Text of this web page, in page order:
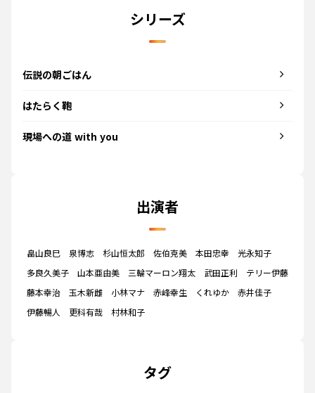
シリーズ
伝説の朝ごはん
はたらく鞄
現場への道 with you
出演者
畠山良巳 泉博志 杉山恒太郎 佐伯克美 本田忠幸
光永知子
多良久美子
山本亜由美 三輪マーロン翔太 武田正利
テリー伊藤
藤本幸治
玉木新雌 小林マナ 赤峰幸生 くれゆか
赤井佳子
伊藤暢人
更科有哉 村林和子
タグ